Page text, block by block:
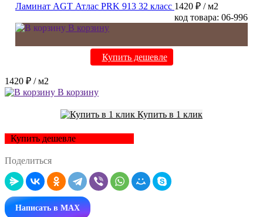
Ламинат AGT Атлас PRK 913 32 класс 1420 ₽ / м2
код товара: 06-996
В корзину
Купить дешевле
1420 ₽ / м2
В корзину
Купить в 1 клик
Купить дешевле
Поделиться
Написать в MAX